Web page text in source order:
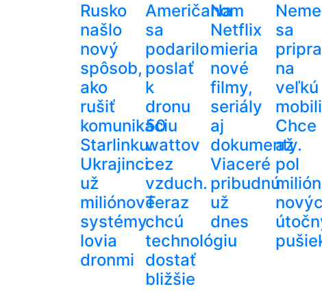
Rusko
našlo
nový
spôsob,
ako
rušiť
komunikáciu
Starlinku.
Ukrajinci
už
miliónové
systémy
lovia
dronmi
Američanom
sa
podarilo
poslať
k
dronu
50
wattov
cez
vzduch.
Teraz
chcú
technológiu
dostať
bližšie
Na
Netflix
mieria
nové
filmy,
seriály
aj
dokumenty.
Viaceré
pribudnú
už
dnes
sa
na
veľkú
Chce
až
pol